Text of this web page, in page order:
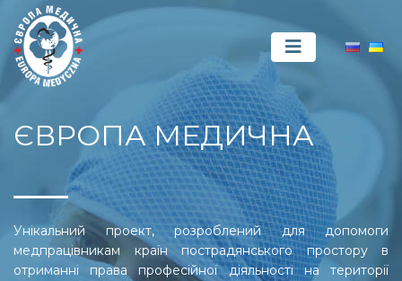
ЄВРОПА МЕДИЧНА
Унікальний проект, розроблений для допомоги
медпрацівникам країн пострадянського простору в
отриманні права професійної діяльності на території